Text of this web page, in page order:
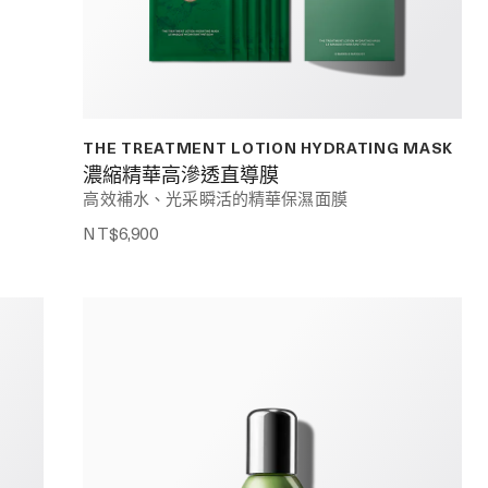
THE TREATMENT LOTION HYDRATING MASK
濃縮精華高滲透直導膜
高效補水、光采瞬活的精華保濕面膜
NT$6,900